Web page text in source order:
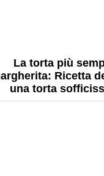
La torta più
Ricetta
una torta